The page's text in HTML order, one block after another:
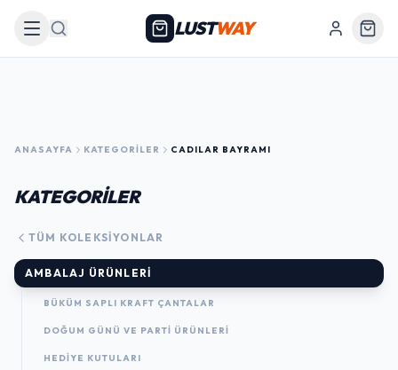
Arama LUSTWAY
ANASAYFA KATEGORILER CADILAR BAYRAMI
KATEGORİLER
TÜM KOLEKSIYONLAR
AMBALAJ ÜRÜNLERI
BÜKÜM SAPLI KRAFT ÇANTALAR
DOĞUM GÜNÜ VE PARTI ÜRÜNLERI
HEDIYE KUTULARI